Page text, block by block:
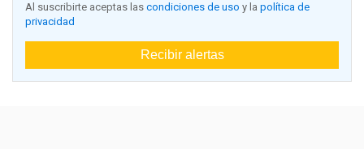
Al suscribirte aceptas las condiciones de uso y la política de
privacidad
Recibir alertas